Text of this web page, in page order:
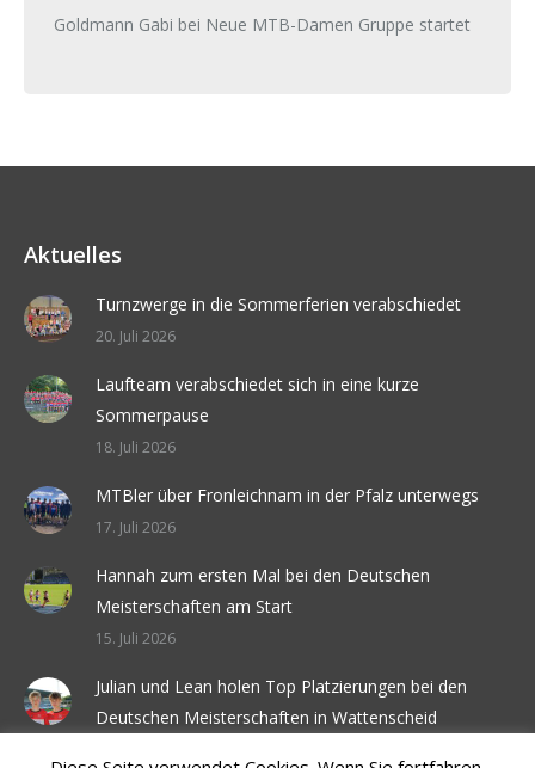
Goldmann Gabi bei Neue MTB-Damen Gruppe startet
Aktuelles
Turnzwerge in die Sommerferien verabschiedet
20. Juli 2026
Laufteam verabschiedet sich in eine kurze
Sommerpause
18. Juli 2026
MTBler über Fronleichnam in der Pfalz unterwegs
17. Juli 2026
Hannah zum ersten Mal bei den Deutschen
Meisterschaften am Start
15. Juli 2026
Julian und Lean holen Top Platzierungen bei den
Deutschen Meisterschaften in Wattenscheid